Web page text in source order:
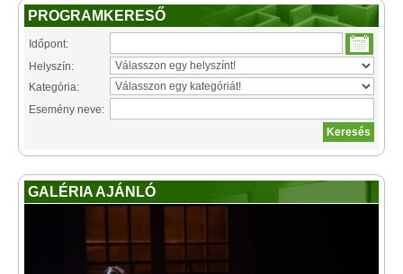
PROGRAMKERESŐ
Időpont:
Helyszín:
Kategória:
Esemény neve:
GALÉRIA AJÁNLÓ